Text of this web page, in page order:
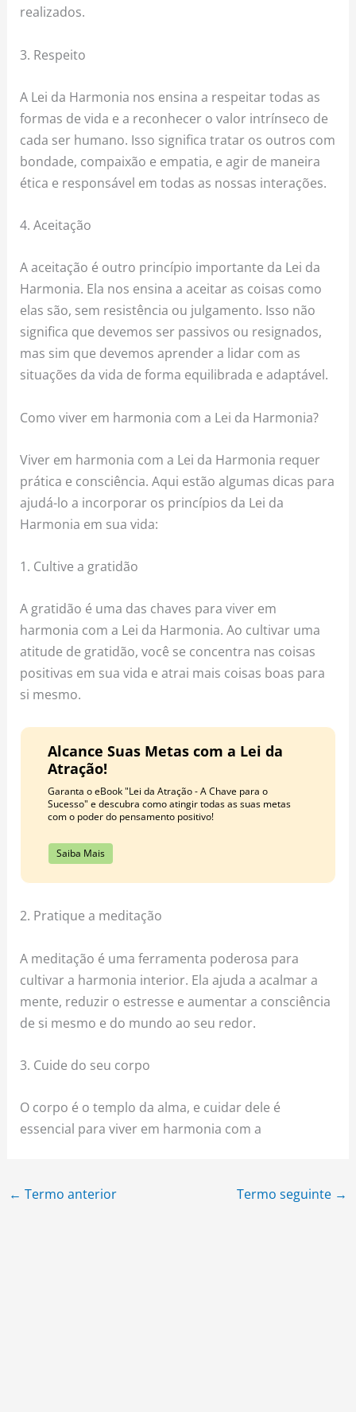
realizados.
3. Respeito
A Lei da Harmonia nos ensina a respeitar todas as
formas de vida e a reconhecer o valor intrínseco de
cada ser humano. Isso significa tratar os outros com
bondade, compaixão e empatia, e agir de maneira
ética e responsável em todas as nossas interações.
4. Aceitação
A aceitação é outro princípio importante da Lei da
Harmonia. Ela nos ensina a aceitar as coisas como
elas são, sem resistência ou julgamento. Isso não
significa que devemos ser passivos ou resignados,
mas sim que devemos aprender a lidar com as
situações da vida de forma equilibrada e adaptável.
Como viver em harmonia com a Lei da Harmonia?
Viver em harmonia com a Lei da Harmonia requer
prática e consciência. Aqui estão algumas dicas para
ajudá-lo a incorporar os princípios da Lei da
Harmonia em sua vida:
1. Cultive a gratidão
A gratidão é uma das chaves para viver em
harmonia com a Lei da Harmonia. Ao cultivar uma
atitude de gratidão, você se concentra nas coisas
positivas em sua vida e atrai mais coisas boas para
si mesmo.
Alcance Suas Metas com a Lei da
Atração!
Garanta o eBook "Lei da Atração - A Chave para o
Sucesso" e descubra como atingir todas as suas metas
com o poder do pensamento positivo!
Saiba Mais
2. Pratique a meditação
A meditação é uma ferramenta poderosa para
cultivar a harmonia interior. Ela ajuda a acalmar a
mente, reduzir o estresse e aumentar a consciência
de si mesmo e do mundo ao seu redor.
3. Cuide do seu corpo
O corpo é o templo da alma, e cuidar dele é
essencial para viver em harmonia com a
← Termo anterior Termo seguinte →